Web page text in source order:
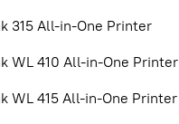
315 All-in-One Printer
WL 410 All-in-One Printer
WL 415 All-in-One Printer